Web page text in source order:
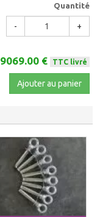
Quantité
- +
9069.00 € TTC livré
Ajouter au panier